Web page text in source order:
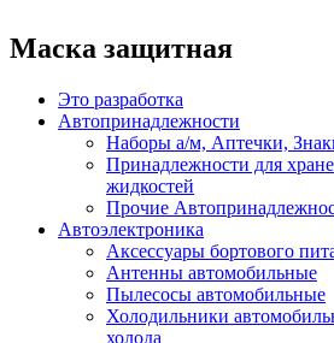
Маска защитная
Это разработка
Автопринадлежности
Наборы а/м, Аптечки,
Принадлежности для
жидкостей
Прочие
Автоэлектроника
Аксессуары бортового
Антенны автомобильные
Пылесосы автомобильные
Холодильники
холода